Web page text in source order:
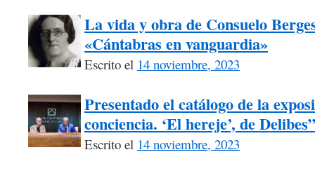
La vida y obra de Consuelo
«Cántabras en vanguardia»
Escrito el 14 noviembre, 2023
Presentado el catálogo de la
conciencia. ‘El hereje’, de Delibes”
Escrito el 14 noviembre, 2023